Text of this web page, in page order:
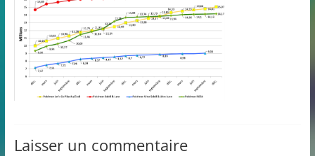
Laisser un commentaire